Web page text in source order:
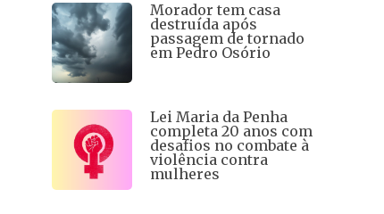
Morador tem casa
destruída após
passagem de tornado
em Pedro Osório
Lei Maria da Penha
completa 20 anos com
desafios no combate à
violência contra
mulheres